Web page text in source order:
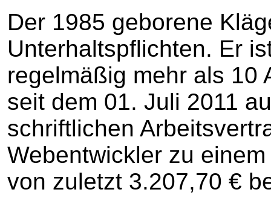
Der 1985 geborene
Unterhaltspflichten. Er
regelmäßig mehr als 10
seit dem 01. Juli 2011
schriftlichen
Webentwickler zu
von zuletzt 3.207,70 €